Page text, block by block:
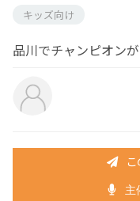
キッズ向け
品川でチャンピオン
主